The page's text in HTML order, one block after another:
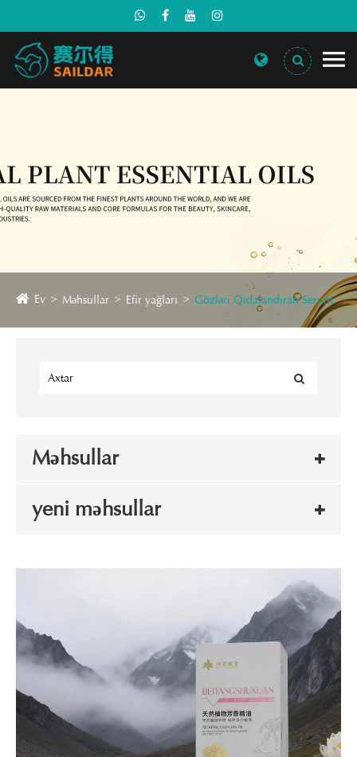
Ev Məhsullar Efir yağları Gözləri Qidalandıran Serum
Məhsullar
yeni məhsullar